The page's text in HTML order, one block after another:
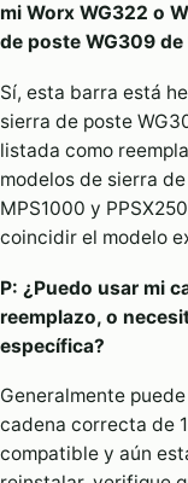
mi Worx WG322 o
de poste WG309 de
Sí, esta barra está
sierra de poste
listada como
modelos de sierra de
MPS1000 y
coincidir el modelo
P: ¿Puedo usar mi
reemplazo, o
específica?
Generalmente
cadena correcta de
compatible y aún